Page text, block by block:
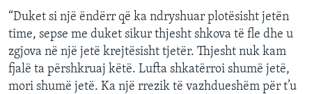
“Duket si një ëndërr që ka ndryshuar plotësisht jetën
time, sepse me duket sikur thjesht shkova të fle dhe u
zgjova në një jetë krejtësisht tjetër. Thjesht nuk kam
fjalë ta përshkruaj këtë. Lufta shkatërroi shumë jetë,
mori shumë jetë. Ka një rrezik të vazhdueshëm për t’u